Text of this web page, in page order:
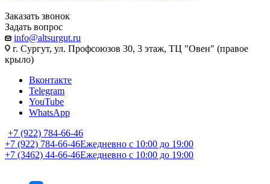
Заказать звонок
Задать вопрос
info@altsurgut.ru
г. Сургут, ул. Профсоюзов 30, 3 этаж, ТЦ "Овен" (правое
крыло)
Вконтакте
Telegram
YouTube
WhatsApp
+7 (922) 784-66-46
+7 (922) 784-66-46Ежедневно с 10:00 до 19:00
+7 (3462) 44-66-46Ежедневно с 10:00 до 19:00